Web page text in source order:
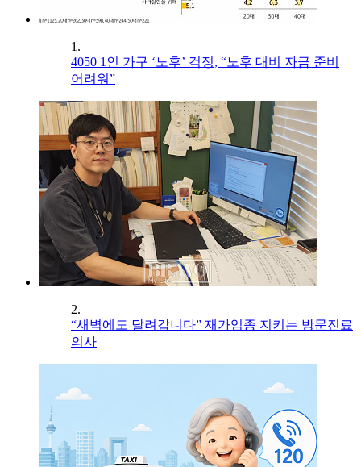
1.
4050 1인 가구 ‘노후’ 걱정, “노후 대비 자금 준비
어려워”
2.
“새벽에도 달려갑니다” 재가임종 지키는 방문진료
의사